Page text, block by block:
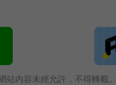
站內容未經允許，不得轉載。